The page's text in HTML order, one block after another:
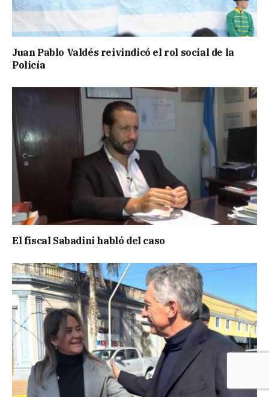
Juan Pablo Valdés reivindicó el rol social de la
Policía
El fiscal Sabadini habló del caso